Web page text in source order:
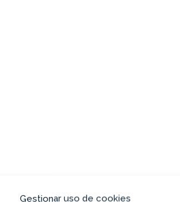
Gestionar uso de cookies
y el trato adecuado al